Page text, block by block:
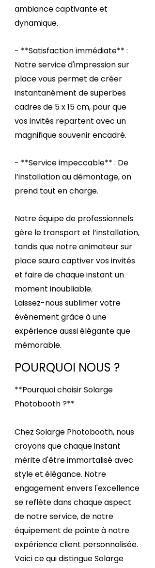
ambiance captivante et
dynamique.
- **Satisfaction immédiate** :
Notre service d'impression sur
place vous permet de créer
instantanément de superbes
cadres de 5 x 15 cm, pour que
vos invités repartent avec un
magnifique souvenir encadré.
- **Service impeccable** : De
l’installation au démontage, on
prend tout en charge.
Notre équipe de professionnels
gère le transport et l’installation,
tandis que notre animateur sur
place saura captiver vos invités
et faire de chaque instant un
moment inoubliable.
Laissez-nous sublimer votre
événement grâce à une
expérience aussi élégante que
mémorable.
POURQUOI NOUS ?
**Pourquoi choisir Solarge
Photobooth ?**
Chez Solarge Photobooth, nous
croyons que chaque instant
mérite d'être immortalisé avec
style et élégance. Notre
engagement envers l'excellence
se reflète dans chaque aspect
de notre service, de notre
équipement de pointe à notre
expérience client personnalisée.
Voici ce qui distingue Solarge